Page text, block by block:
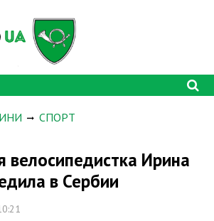
СПОРТ
велосипедистка Ирина
в Сербии